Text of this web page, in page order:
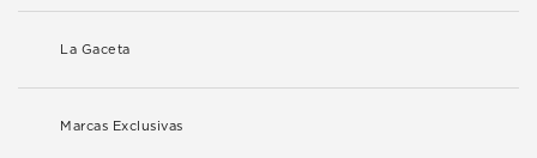
La Gaceta
Marcas Exclusivas